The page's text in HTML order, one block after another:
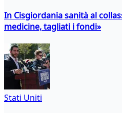
In Cisgiordania sanità al
medicine, tagliati i fondi»
Stati Uniti